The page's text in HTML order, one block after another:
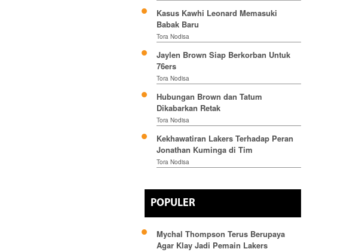
Kasus Kawhi Leonard Memasuki
Babak Baru
Tora Nodisa
Jaylen Brown Siap Berkorban Untuk
76ers
Tora Nodisa
Hubungan Brown dan Tatum
Dikabarkan Retak
Tora Nodisa
Kekhawatiran Lakers Terhadap Peran
Jonathan Kuminga di Tim
Tora Nodisa
POPULER
Mychal Thompson Terus Berupaya
Agar Klay Jadi Pemain Lakers